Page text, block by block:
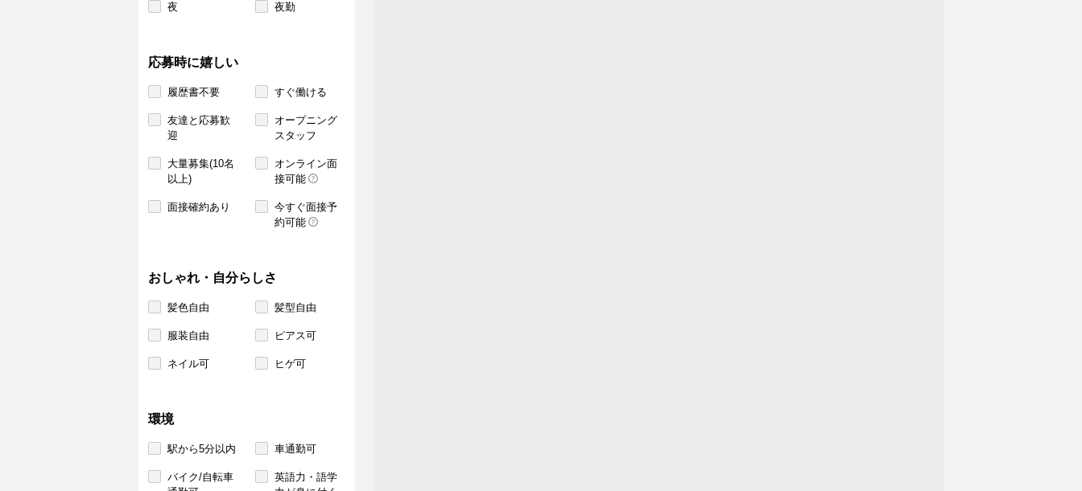
夜 夜勤
応募時に嬉しい
履歴書不要 すぐ働ける
友達と応募歓
迎
オープニング
スタッフ
大量募集(10名
以上)
オンライン面
接可能
面接確約あり
今すぐ面接予
約可能
おしゃれ・自分らしさ
髪色自由 髪型自由
服装自由 ピアス可
ネイル可 ヒゲ可
環境
駅から5分以内 車通勤可
バイク/自転車
英語力・語学